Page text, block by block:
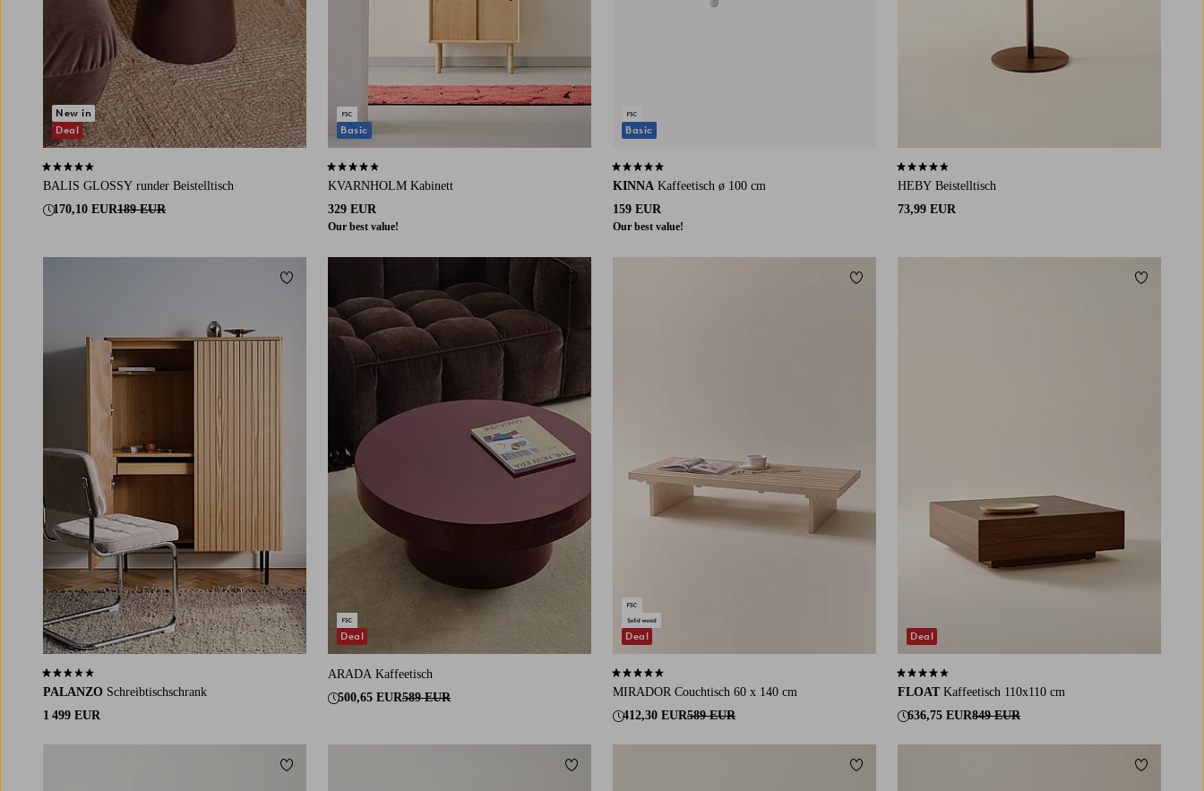
BALIS GLOSSY runder Beistelltisch
170,10 EUR189 EUR
4,7 basierend auf 6 Bewertungen
New in
Deal
KVARNHOLM Kabinett
329 EUR
Our best value!
4,0 basierend auf 1 Bewertungen
Basic
KINNA Kaffeetisch ø 100 cm
159 EUR
Our best value!
4,8 basierend auf 12 Bewertungen
Basic
HEBY Beistelltisch
73,99 EUR
4,7 basierend auf 31 Bewertungen
PALANZO Schreibtischschrank
1 499 EUR
2,5 basierend auf 8 Bewertungen
Zu Favoriten hinzufügen
ARADA Kaffeetisch
500,65 EUR589 EUR
Deal
Zu Favoriten hinzufügen
MIRADOR Couchtisch 60 x 140 cm
412,30 EUR589 EUR
4,6 basierend auf 9 Bewertungen
Deal
Zu Favoriten hinzufügen
FLOAT Kaffeetisch 110x110 cm
636,75 EUR849 EUR
3,8 basierend auf 5 Bewertungen
Deal
Zu
Zu Favoriten hinzufügen Zu Favoriten hinzufügen Zu Favoriten hinzufügen Zu